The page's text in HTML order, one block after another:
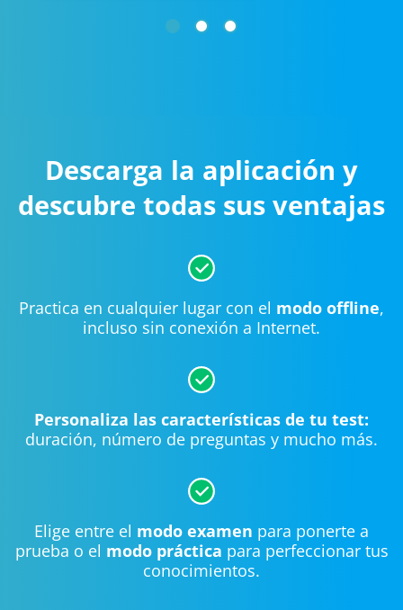
Descarga la aplicación y
descubre todas sus ventajas
Practica en cualquier lugar con el modo offline,
incluso sin conexión a Internet.
Personaliza las características de tu test:
duración, número de preguntas y mucho más.
Elige entre el modo examen para ponerte a
prueba o el modo práctica para perfeccionar tus
conocimientos.